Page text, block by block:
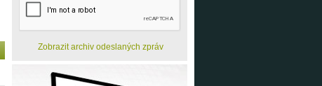
Zobrazit archiv odeslaných zpráv